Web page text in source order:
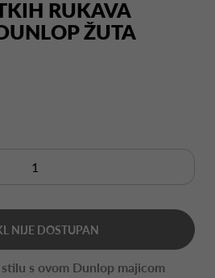
RUKAVA
ŽUTA
NIJE DOSTUPAN
s ovom Dunlop majicom